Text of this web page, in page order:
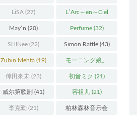
LiSA(27) L′Arc～en～Ciel
(41)
May′n (20) Perfume(32)
SHINee(22) Simon Rattle(43)
Zubin Mehta(19) モーニング娘。
(27)
倖田來未 (23) 初音ミク (21)
威尔第歌剧 (41) 容祖儿(21)
李克勤 (21) 柏林森林音乐会